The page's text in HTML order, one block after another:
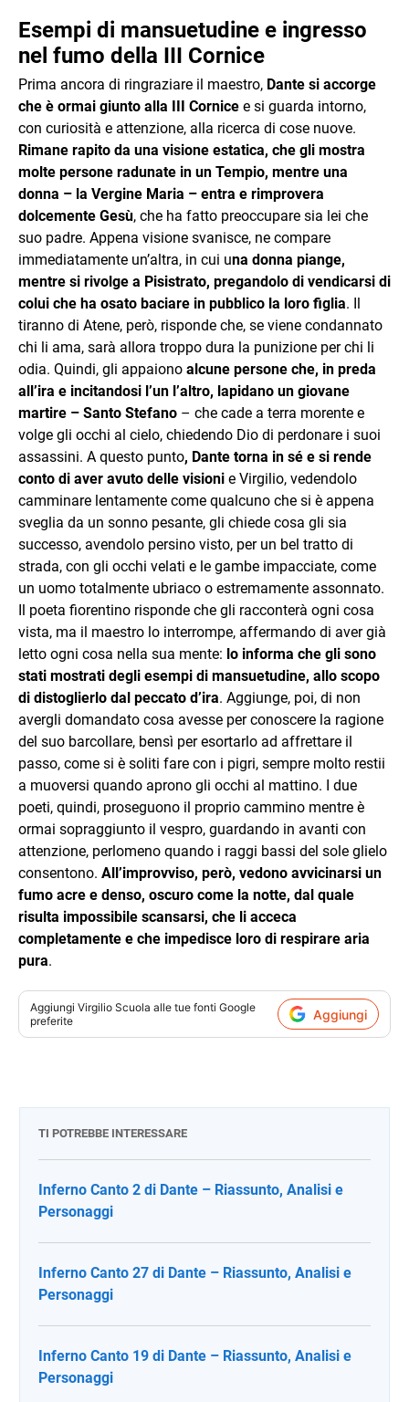
Esempi di mansuetudine e ingresso
nel fumo della III Cornice
Prima ancora di ringraziare il maestro, Dante si accorge
che è ormai giunto alla III Cornice e si guarda intorno,
con curiosità e attenzione, alla ricerca di cose nuove.
Rimane rapito da una visione estatica, che gli mostra
molte persone radunate in un Tempio, mentre una
donna – la Vergine Maria – entra e rimprovera
dolcemente Gesù, che ha fatto preoccupare sia lei che
suo padre. Appena visione svanisce, ne compare
immediatamente un’altra, in cui una donna piange,
mentre si rivolge a Pisistrato, pregandolo di vendicarsi di
colui che ha osato baciare in pubblico la loro figlia. Il
tiranno di Atene, però, risponde che, se viene condannato
chi li ama, sarà allora troppo dura la punizione per chi li
odia. Quindi, gli appaiono alcune persone che, in preda
all’ira e incitandosi l’un l’altro, lapidano un giovane
martire – Santo Stefano – che cade a terra morente e
volge gli occhi al cielo, chiedendo Dio di perdonare i suoi
assassini. A questo punto, Dante torna in sé e si rende
conto di aver avuto delle visioni e Virgilio, vedendolo
camminare lentamente come qualcuno che si è appena
sveglia da un sonno pesante, gli chiede cosa gli sia
successo, avendolo persino visto, per un bel tratto di
strada, con gli occhi velati e le gambe impacciate, come
un uomo totalmente ubriaco o estremamente assonnato.
Il poeta fiorentino risponde che gli racconterà ogni cosa
vista, ma il maestro lo interrompe, affermando di aver già
letto ogni cosa nella sua mente: lo informa che gli sono
stati mostrati degli esempi di mansuetudine, allo scopo
di distoglierlo dal peccato d’ira. Aggiunge, poi, di non
avergli domandato cosa avesse per conoscere la ragione
del suo barcollare, bensì per esortarlo ad affrettare il
passo, come si è soliti fare con i pigri, sempre molto restii
a muoversi quando aprono gli occhi al mattino. I due
poeti, quindi, proseguono il proprio cammino mentre è
ormai sopraggiunto il vespro, guardando in avanti con
attenzione, perlomeno quando i raggi bassi del sole glielo
consentono. All’improvviso, però, vedono avvicinarsi un
fumo acre e denso, oscuro come la notte, dal quale
risulta impossibile scansarsi, che li acceca
completamente e che impedisce loro di respirare aria
pura.
Aggiungi Virgilio Scuola alle tue fonti Google
preferite
Aggiungi
TI POTREBBE INTERESSARE
Inferno Canto 2 di Dante – Riassunto, Analisi e
Personaggi
Inferno Canto 27 di Dante – Riassunto, Analisi e
Personaggi
Inferno Canto 19 di Dante – Riassunto, Analisi e
Personaggi